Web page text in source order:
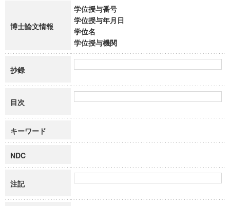
博士論文情報
学位授与番号
学位授与年月日
学位名
学位授与機関
抄録
目次
キーワード
NDC
注記